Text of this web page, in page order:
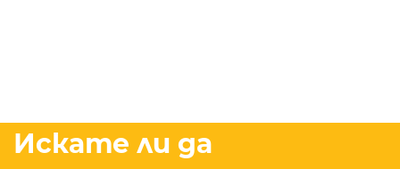
Искате ли да